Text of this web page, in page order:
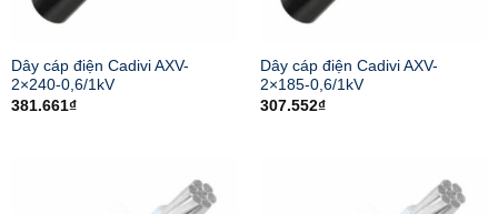
Dây cáp điện Cadivi AXV-
2×240-0,6/1kV
381.661₫
Dây cáp điện Cadivi AXV-
2×185-0,6/1kV
307.552₫